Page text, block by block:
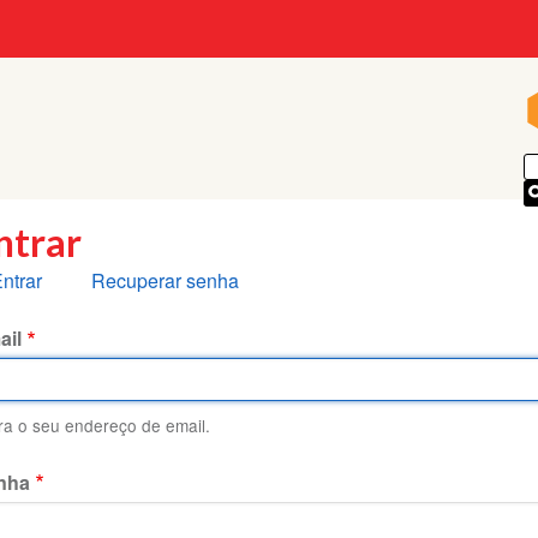
Recuperar senha
o seu endereço de email.